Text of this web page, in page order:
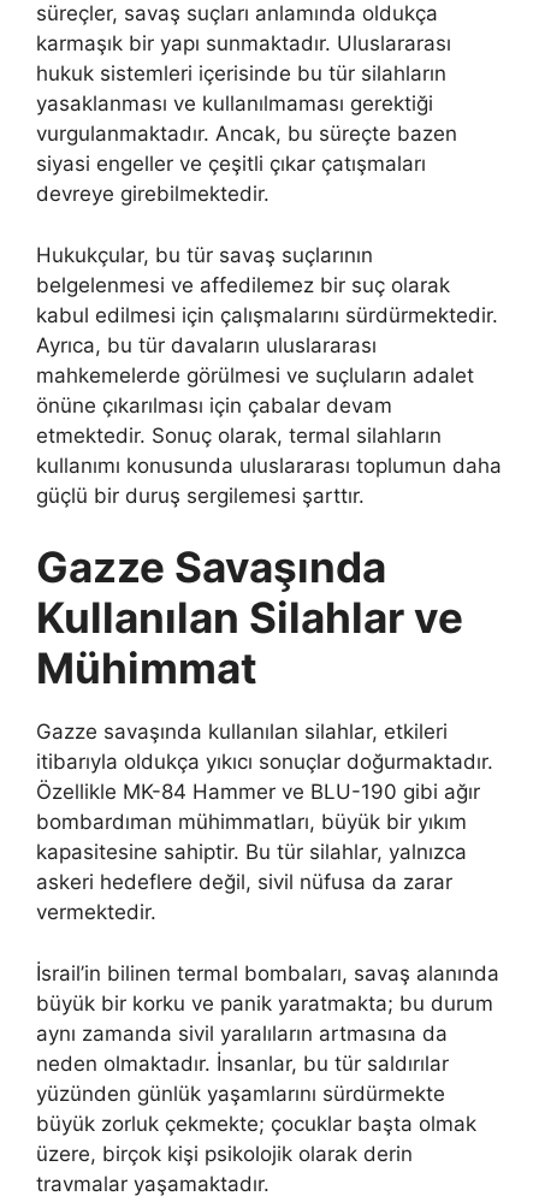
süreçler, savaş suçları anlamında oldukça
karmaşık bir yapı sunmaktadır. Uluslararası
hukuk sistemleri içerisinde bu tür silahların
yasaklanması ve kullanılmaması gerektiği
vurgulanmaktadır. Ancak, bu süreçte bazen
siyasi engeller ve çeşitli çıkar çatışmaları
devreye girebilmektedir.
Hukukçular, bu tür savaş suçlarının
belgelenmesi ve affedilemez bir suç olarak
kabul edilmesi için çalışmalarını sürdürmektedir.
Ayrıca, bu tür davaların uluslararası
mahkemelerde görülmesi ve suçluların adalet
önüne çıkarılması için çabalar devam
etmektedir. Sonuç olarak, termal silahların
kullanımı konusunda uluslararası toplumun daha
güçlü bir duruş sergilemesi şarttır.
Gazze Savaşında
Kullanılan Silahlar ve
Mühimmat
Gazze savaşında kullanılan silahlar, etkileri
itibarıyla oldukça yıkıcı sonuçlar doğurmaktadır.
Özellikle MK-84 Hammer ve BLU-190 gibi ağır
bombardıman mühimmatları, büyük bir yıkım
kapasitesine sahiptir. Bu tür silahlar, yalnızca
askeri hedeflere değil, sivil nüfusa da zarar
vermektedir.
İsrail’in bilinen termal bombaları, savaş alanında
büyük bir korku ve panik yaratmakta; bu durum
aynı zamanda sivil yaralıların artmasına da
neden olmaktadır. İnsanlar, bu tür saldırılar
yüzünden günlük yaşamlarını sürdürmekte
büyük zorluk çekmekte; çocuklar başta olmak
üzere, birçok kişi psikolojik olarak derin
travmalar yaşamaktadır.